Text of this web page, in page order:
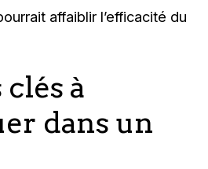
affaiblir l’efficacité du
à
dans un